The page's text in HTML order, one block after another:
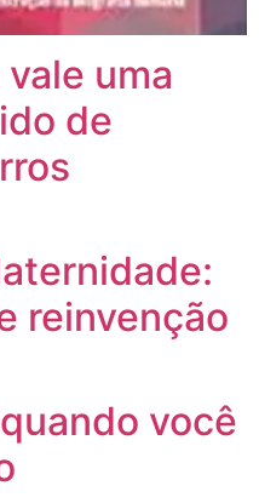
uma
de
reinvenção
você